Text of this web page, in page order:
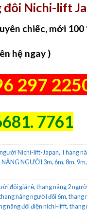
đôi Nichi-lift
chiếc, mới 100
hệ ngay )
297
7761
Nichi-lift-Japan, Thang
NGƯỜI 3m, 6m, 8m,
đôi giá rẻ,thang nâng 2
nâng người đôi 6m,thang
nâng đôi điện nichi-lifft,thang